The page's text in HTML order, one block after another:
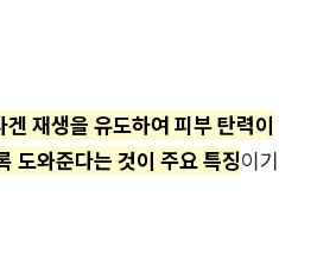
겐 재생을 유도하여 피부 탄력이
도와준다는 것이 주요 특징이기